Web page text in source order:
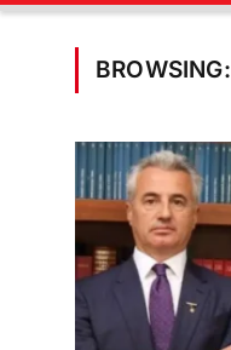
BROWSING: